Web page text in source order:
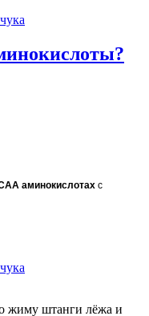
аминокислотах с
жиму штанги лёжа и